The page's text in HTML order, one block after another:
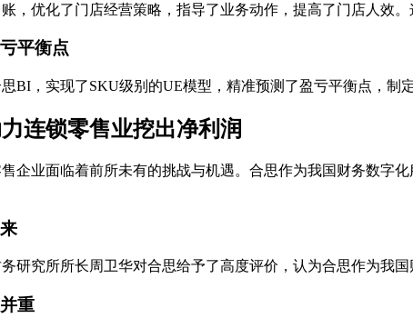
，优化了门店经营策略，指导了业务动作，提高了门店人效
平衡点
BI，实现了SKU级别的UE模型，精准预测了盈亏平衡点，制
连锁零售业挖出净利润
企业面临着前所未有的挑战与机遇。合思作为我国财务数字
研究所所长周卫华对合思给予了高度评价，认为合思作为我
重